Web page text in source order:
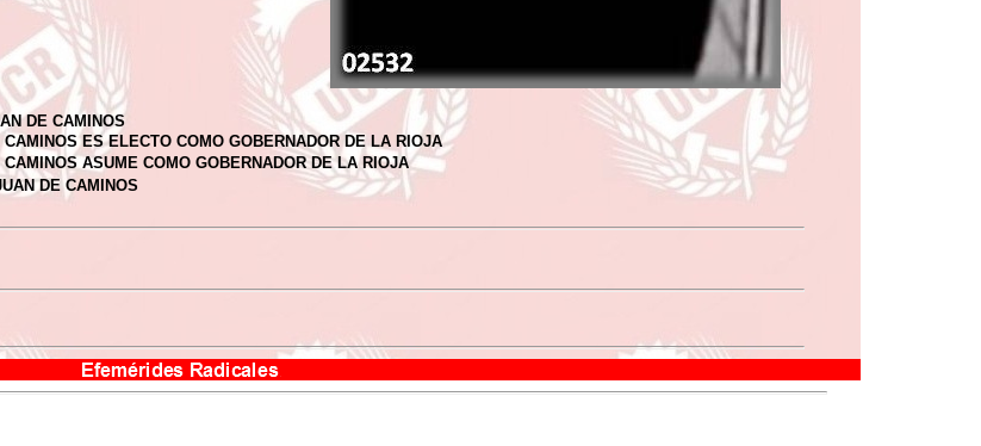
DE CAMINOS
CAMINOS ES ELECTO COMO GOBERNADOR DE LA RIOJA
CAMINOS ASUME COMO GOBERNADOR DE LA RIOJA
DE CAMINOS